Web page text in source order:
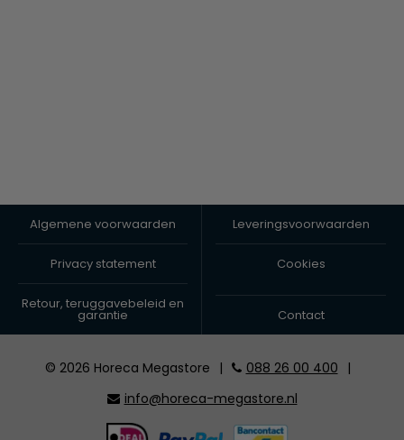
Algemene voorwaarden Leveringsvoorwaarden
Privacy statement Cookies
Retour, teruggavebeleid en
garantie Contact
© 2026 Horeca Megastore | 088 26 00 400
|
info@horeca-megastore.nl